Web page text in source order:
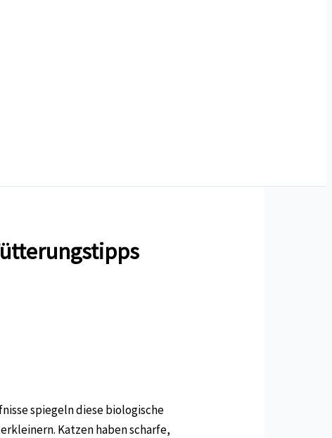
spiegeln diese biologische
Katzen haben scharfe,